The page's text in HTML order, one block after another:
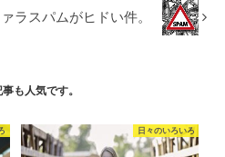
ラスパムがヒドい件。
も人気です。
日々のいろいろ